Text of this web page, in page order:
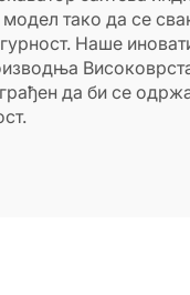
модел тако да се
Наше
да би се